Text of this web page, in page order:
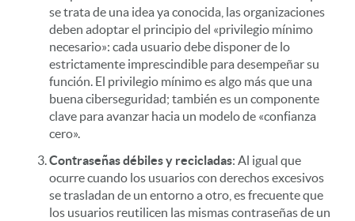
se trata de una idea ya conocida, las organizaciones
deben adoptar el principio del «privilegio mínimo
necesario»: cada usuario debe disponer de lo
estrictamente imprescindible para desempeñar su
función. El privilegio mínimo es algo más que una
buena ciberseguridad; también es un componente
clave para avanzar hacia un modelo de «confianza
cero».
Contraseñas débiles y recicladas: Al igual que
ocurre cuando los usuarios con derechos excesivos
se trasladan de un entorno a otro, es frecuente que
los usuarios reutilicen las mismas contraseñas de un